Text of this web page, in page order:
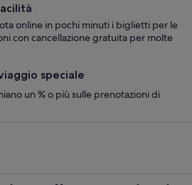
online in pochi minuti i biglietti per le
con cancellazione gratuita per molte
speciale
un % o più sulle prenotazioni di